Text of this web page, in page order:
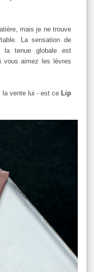
mais je ne trouve
La sensation de
la tenue globale est
aimez les lèvres
la vente lui - est ce Lip